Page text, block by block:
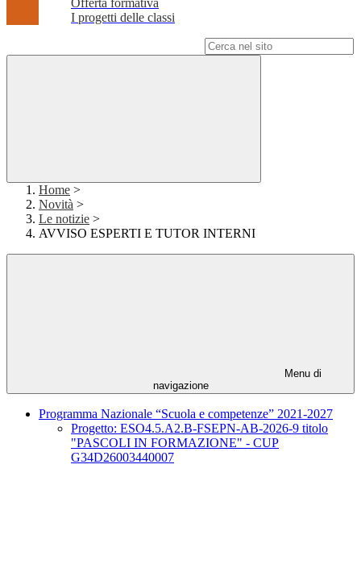
Offerta formativa
I progetti delle classi
Home >
Novità >
Le notizie >
AVVISO ESPERTI E TUTOR INTERNI
Menu di
navigazione
Programma Nazionale “Scuola e competenze” 2021-2027
Progetto: ESO4.5.A2.B-FSEPN-AB-2026-9 titolo
"PASCOLI IN FORMAZIONE" - CUP
G34D26003440007